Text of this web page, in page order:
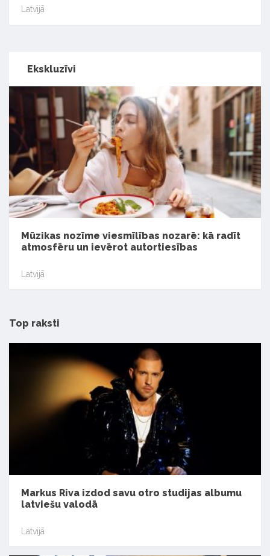
Latvijā
Ekskluzīvi
Mūzikas nozīme viesmīlības nozarē: kā radīt
atmosfēru un ievērot autortiesības
Latvijā
Top raksti
Markus Riva izdod savu otro studijas albumu
latviešu valodā
Latvijā